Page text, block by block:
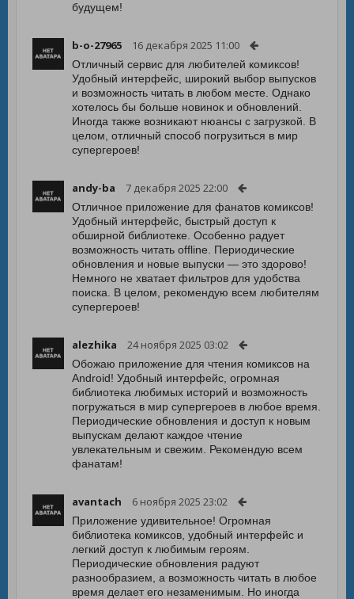
будущем!
b-o-27965 16 декабря 2025 11:00
Отличный сервис для любителей комиксов!
Удобный интерфейс, широкий выбор выпусков
и возможность читать в любом месте. Однако
хотелось бы больше новинок и обновлений.
Иногда также возникают нюансы с загрузкой. В
целом, отличный способ погрузиться в мир
супергероев!
andy-ba 7 декабря 2025 22:00
Отличное приложение для фанатов комиксов!
Удобный интерфейс, быстрый доступ к
обширной библиотеке. Особенно радует
возможность читать offline. Периодические
обновления и новые выпуски — это здорово!
Немного не хватает фильтров для удобства
поиска. В целом, рекомендую всем любителям
супергероев!
alezhika 24 ноября 2025 03:02
Обожаю приложение для чтения комиксов на
Android! Удобный интерфейс, огромная
библиотека любимых историй и возможность
погружаться в мир супергероев в любое время.
Периодические обновления и доступ к новым
выпускам делают каждое чтение
увлекательным и свежим. Рекомендую всем
фанатам!
avantach 6 ноября 2025 23:02
Приложение удивительное! Огромная
библиотека комиксов, удобный интерфейс и
легкий доступ к любимым героям.
Периодические обновления радуют
разнообразием, а возможность читать в любое
время делает его незаменимым. Но иногда